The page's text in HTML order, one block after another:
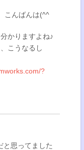
こんばんは(^^
かりますよね♪
こうなるし
?
と思ってました